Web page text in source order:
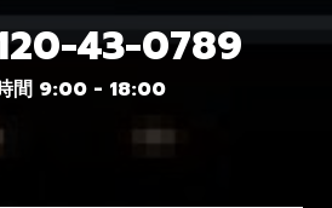
43-0789
間 9:00 - 18:00